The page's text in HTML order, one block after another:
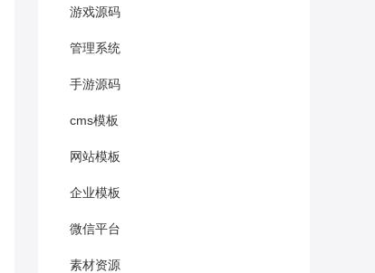
游戏源码
管理系统
手游源码
cms模板
网站模板
企业模板
微信平台
素材资源